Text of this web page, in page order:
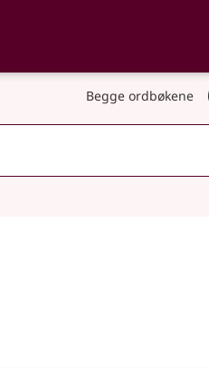
og
Begge ordbøkene